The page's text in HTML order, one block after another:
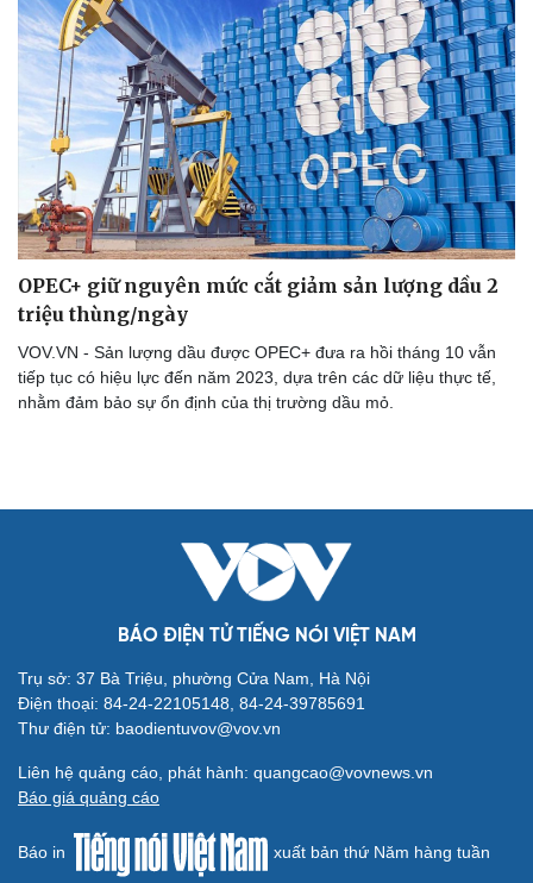
Cải chính
OPEC+ giữ nguyên mức cắt giảm sản lượng dầu 2
triệu thùng/ngày
VOV.VN - Sản lượng dầu được OPEC+ đưa ra hồi tháng 10 vẫn
tiếp tục có hiệu lực đến năm 2023, dựa trên các dữ liệu thực tế,
nhằm đảm bảo sự ổn định của thị trường dầu mỏ.
BÁO ĐIỆN TỬ TIẾNG NÓI VIỆT NAM
Trụ sở: 37 Bà Triệu, phường Cửa Nam, Hà Nội
Điện thoại: 84-24-22105148, 84-24-39785691
Thư điện tử: baodientuvov@vov.vn
Liên hệ quảng cáo, phát hành: quangcao@vovnews.vn
Báo giá quảng cáo
Báo in xuất bản thứ Năm hàng tuần